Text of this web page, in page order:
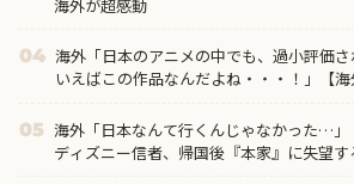
海外が超感動
04 海外「日本のアニメの中でも、過小評価
いえばこの作品なんだよね・・・！」【海
05 海外「日本なんて行くんじゃなかった…」
ディズニー信者、帰国後『本家』に失望